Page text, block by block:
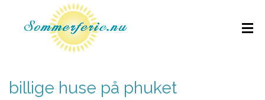
billige huse på phuket